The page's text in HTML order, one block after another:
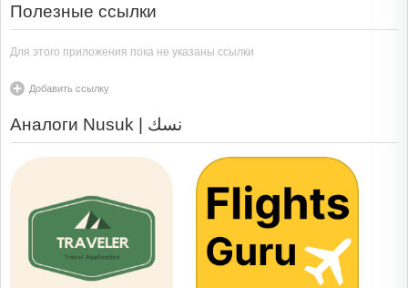
Полезные ссылки
Для этого приложения пока не указаны ссылки
Добавить ссылку
Аналоги Nusuk | نسك